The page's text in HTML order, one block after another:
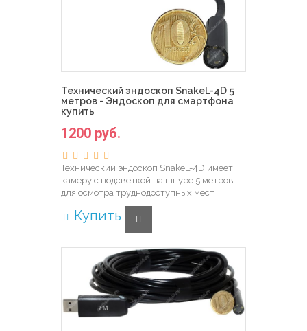
Технический эндоскоп SnakeL-4D 5
метров - Эндоскоп для смартфона
купить
1200 руб.
Технический эндоскоп SnakeL-4D имеет
камеру с подсветкой на шнуре 5 метров
для осмотра труднодоступных мест
Купить